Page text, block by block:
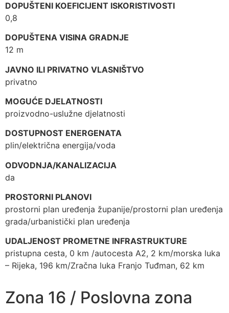
DOPUŠTENI KOEFICIJENT ISKORISTIVOSTI
0,8
DOPUŠTENA VISINA GRADNJE
12 m
JAVNO ILI PRIVATNO VLASNIŠTVO
privatno
MOGUĆE DJELATNOSTI
proizvodno-uslužne djelatnosti
DOSTUPNOST ENERGENATA
plin/električna energija/voda
ODVODNJA/KANALIZACIJA
da
PROSTORNI PLANOVI
prostorni plan uređenja županije/prostorni plan uređenja
grada/urbanistički plan uređenja
UDALJENOST PROMETNE INFRASTRUKTURE
pristupna cesta, 0 km /autocesta A2, 2 km/morska luka
– Rijeka, 196 km/Zračna luka Franjo Tuđman, 62 km
Zona 16 / Poslovna zona